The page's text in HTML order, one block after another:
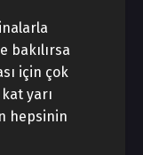
bakılırsa
için çok
yarı
hepsinin